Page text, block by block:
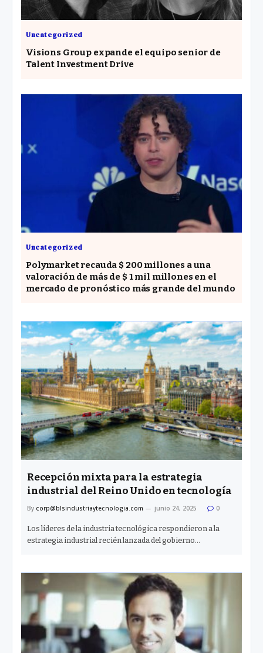
Uncategorized
Visions Group expande el equipo senior de
Talent Investment Drive
Uncategorized
Polymarket recauda $ 200 millones a una
valoración de más de $ 1 mil millones en el
mercado de pronóstico más grande del mundo
Recepción mixta para la estrategia
industrial del Reino Unido en tecnología
By corp@blsindustriaytecnologia.com junio 24, 2025 0
Los líderes de la industria tecnológica respondieron a la
estrategia industrial recién lanzada del gobierno…